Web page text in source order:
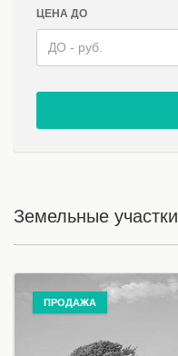
ЦЕНА ДО
Земельные участки
ПРОДАЖА